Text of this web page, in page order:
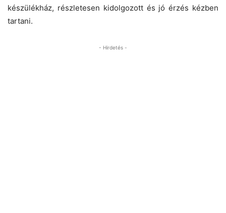
készülékház, részletesen kidolgozott és jó érzés kézben
tartani.
- Hirdetés -